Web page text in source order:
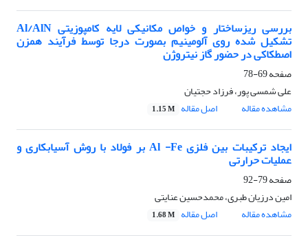
بررسی ریزساختار و خواص مکانیکی لایه کامپوزیتی Al/AlN
تشکیل شده روی آلومینیم بصورت درجا توسط فرآیند همزن
اصطکاکی در حضور گاز نیتروژن
صفحه69-78
علی شمسی پور، فرزاد حجتیان
مشاهده مقاله
اصل مقاله 1.15 M
ایجاد ترکیبات بین فلزی Al -Fe بر فولاد با روش آسیابکاری و
عملیات حرارتی
صفحه79-92
امین درزیان طبری، محمدحسین عنایتی
مشاهده مقاله
اصل مقاله 1.68 M